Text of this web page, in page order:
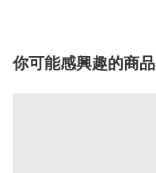
你可能感興趣的商品